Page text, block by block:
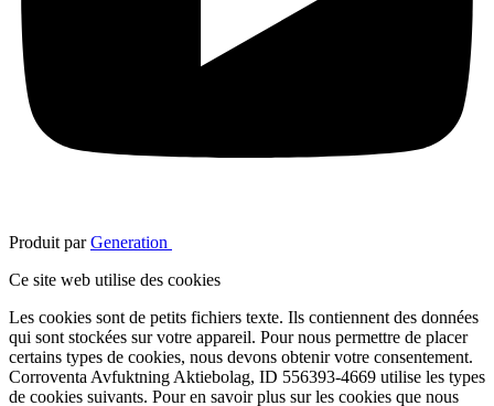
Produit parGeneration
Ce site web utilise des cookies
Les cookies sont de petits fichiers texte. Ils contiennent des données
qui sont stockées sur votre appareil. Pour nous permettre de placer
certains types de cookies, nous devons obtenir votre consentement.
Corroventa Avfuktning Aktiebolag, ID 556393-4669 utilise les types
de cookies suivants. Pour en savoir plus sur les cookies que nous